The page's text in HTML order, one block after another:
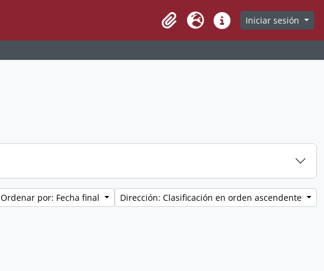
Clipboard
Idioma Enlaces rápidos
Iniciar sesión
Ordenar por: Fecha final Dirección: Clasificación en orden ascendente